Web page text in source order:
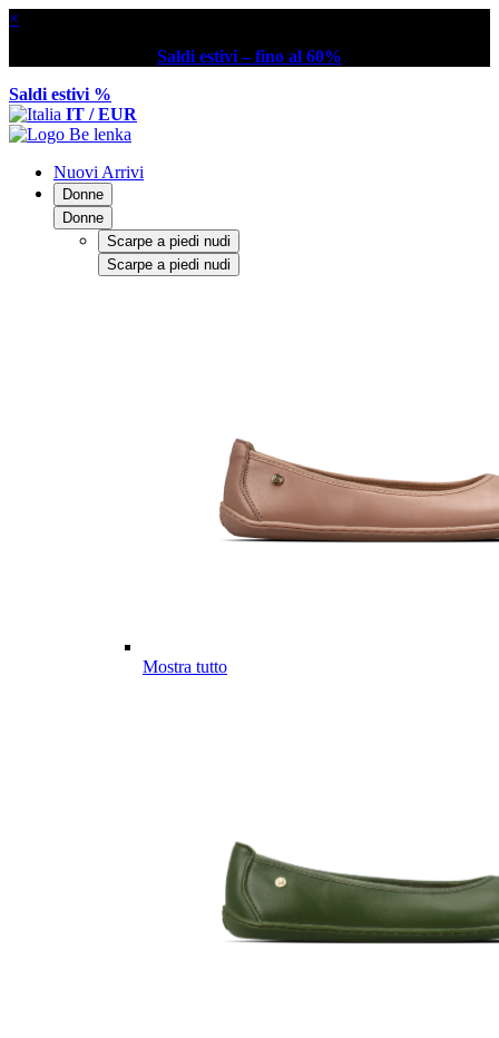
×
Saldi estivi – fino al 60%
Saldi estivi %
IT / EUR
Nuovi Arrivi
Donne
Donne
Scarpe a piedi nudi
Scarpe a piedi nudi
Mostra tutto